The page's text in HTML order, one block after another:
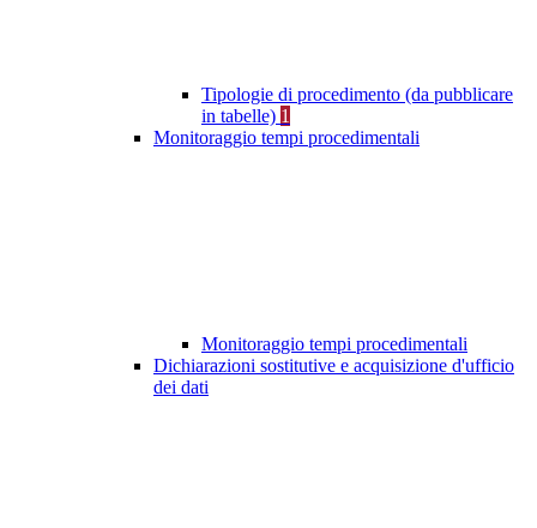
Tipologie di procedimento (da pubblicare
in tabelle) 1
Monitoraggio tempi procedimentali
Monitoraggio tempi procedimentali
Dichiarazioni sostitutive e acquisizione d'ufficio
dei dati